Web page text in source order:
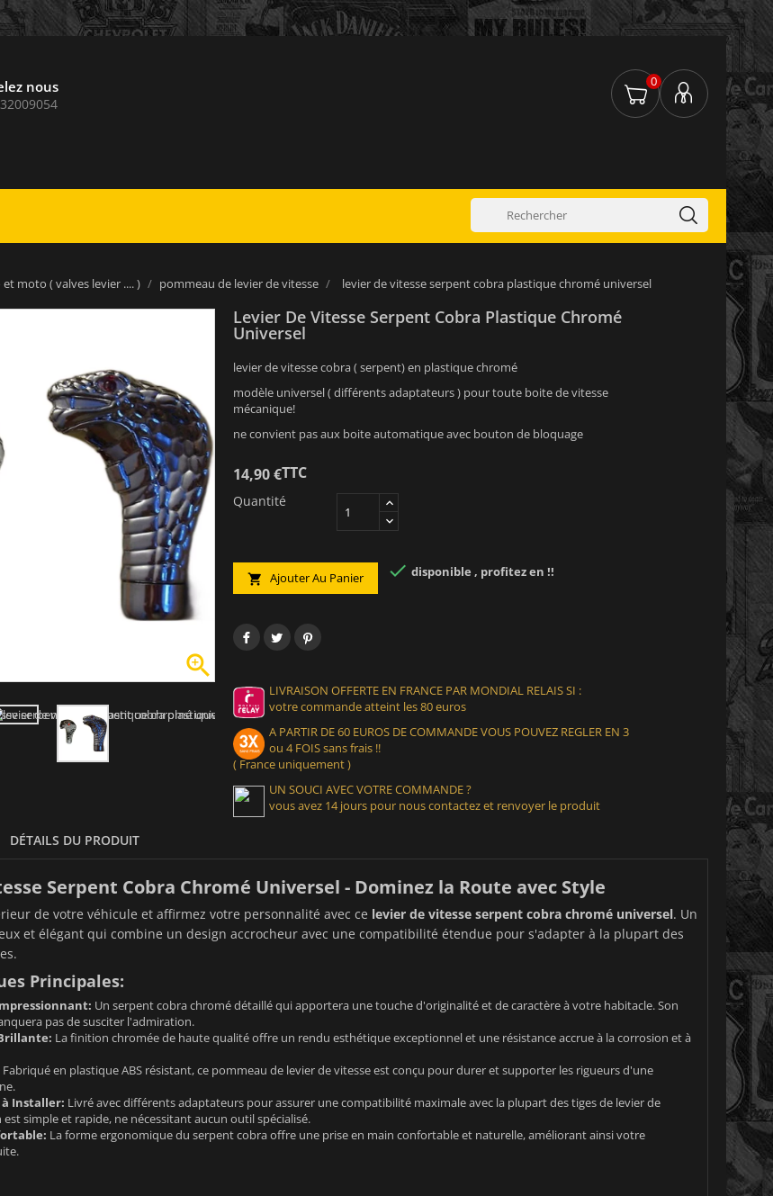
nous 0
moto ( valves levier .... ) pommeau de levier de vitesse levier de vitesse serpent cobra plastique chromé universel

Levier De Vitesse Serpent Cobra Plastique Chromé
Universel
levier de vitesse cobra ( serpent) en plastique chromé
modèle universel ( différents adaptateurs ) pour toute boite de vitesse
mécanique!
ne convient pas aux boite automatique avec bouton de bloquage
14,90 €TTC
Quantité
 Ajouter Au Panier  disponible , profitez en !!
LIVRAISON OFFERTE EN FRANCE PAR MONDIAL RELAIS SI :
votre commande atteint les 80 euros
A PARTIR DE 60 EUROS DE COMMANDE VOUS POUVEZ REGLER EN 3
ou 4 FOIS sans frais !!
( France uniquement )
UN SOUCI AVEC VOTRE COMMANDE ?
vous avez 14 jours pour nous contactez et renvoyer le produit
DÉTAILS DU PRODUIT
Serpent Cobra Chromé Universel - Dominez la Route avec Style
de votre véhicule et affirmez votre personnalité avec ce levier de vitesse serpent cobra chromé universel. Un
et élégant qui combine un design accrocheur avec une compatibilité étendue pour s'adapter à la plupart des
Principales:
Un serpent cobra chromé détaillé qui apportera une touche d'originalité et de caractère à votre habitacle. Son
pas de susciter l'admiration.
La finition chromée de haute qualité offre un rendu esthétique exceptionnel et une résistance accrue à la corrosion et à
Fabriqué en plastique ABS résistant, ce pommeau de levier de vitesse est conçu pour durer et supporter les rigueurs d'une
Installer: Livré avec différents adaptateurs pour assurer une compatibilité maximale avec la plupart des tiges de levier de
simple et rapide, ne nécessitant aucun outil spécialisé.
La forme ergonomique du serpent cobra offre une prise en main confortable et naturelle, améliorant ainsi votre